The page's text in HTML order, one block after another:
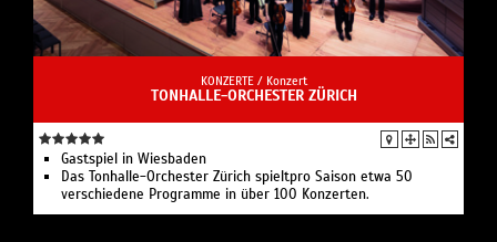
KONZERTE / Konzert
TONHALLE-ORCHESTER ZÜRICH
Gastspiel in Wiesbaden
Das Tonhalle-Orchester Zürich spieltpro Saison etwa 50
verschiedene Programme in über 100 Konzerten.